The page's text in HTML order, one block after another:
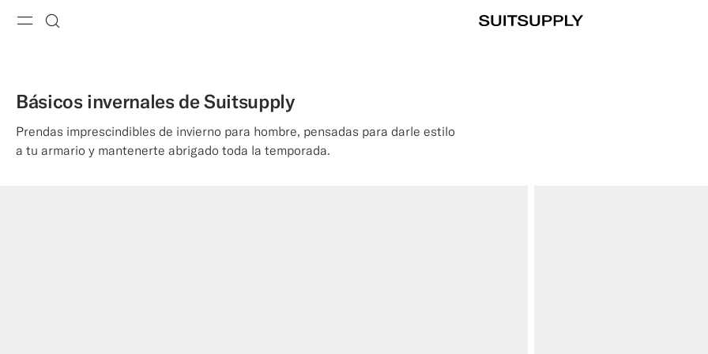
Básicos invernales de Suitsupply
Prendas imprescindibles de invierno para hombre, pensadas para darle estilo
a tu armario y mantenerte abrigado toda la temporada.